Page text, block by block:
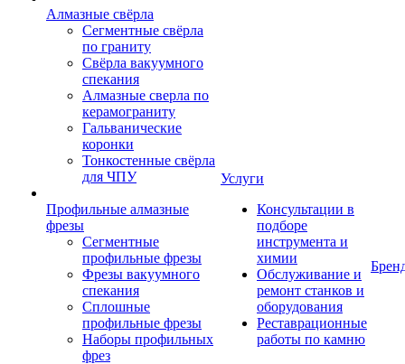
Алмазные свёрла
Сегментные свёрла
по граниту
Свёрла вакуумного
спекания
Алмазные сверла по
керамограниту
Гальванические
коронки
Тонкостенные свёрла
для ЧПУ
Профильные алмазные
фрезы
Сегментные
профильные фрезы
Фрезы вакуумного
спекания
Сплошные
профильные фрезы
Наборы профильных
фрез
Услуги
Консультации в
подборе
инструмента и
химии
Обслуживание и
ремонт станков и
оборудования
Реставрационные
работы по камню